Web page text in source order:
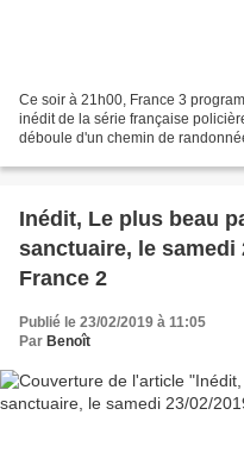
Ce soir à 21h00, France 3
inédit de la série française
déboule d'un chemin de
Inédit, Le plus beau
sanctuaire, le samedi
France 2
Publié le 23/02/2019 à 11:05
Par Benoît